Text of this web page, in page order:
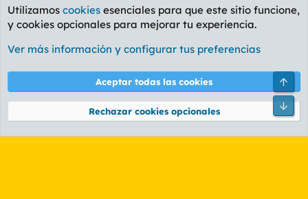
Foro Informática y Videojuegos
Cookies
PL OLDSTYLE AMARILLO
Términos y reglas Política de privacidad Ayuda
Community platform by XenForo® © 2010-2026 XenForo Ltd.
Utilizamos cookies esenciales para que este sitio funcione,
y cookies opcionales para mejorar tu experiencia.
Ver más información y configurar tus preferencias
Aceptar todas las cookies
Rechazar cookies opcionales
Pie